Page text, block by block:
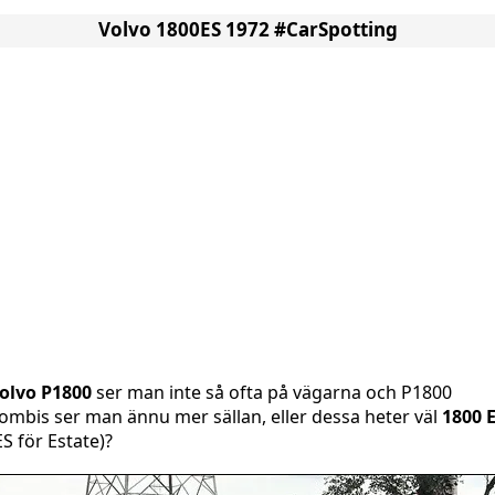
Volvo 1800ES 1972 #CarSpotting
P1800ser man inte så ofta på vägarna och P1800
ser man ännu mer sällan, eller dessa heter väl 1800
för Estate)?